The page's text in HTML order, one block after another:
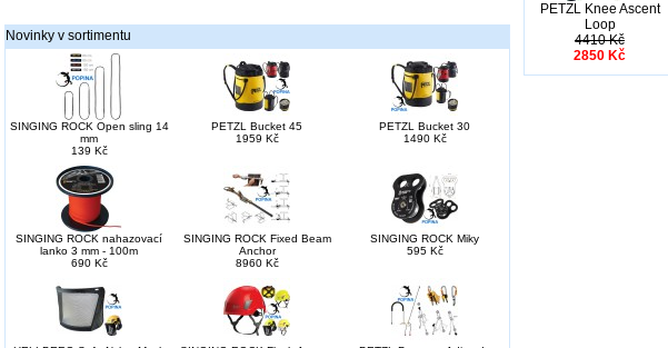
Novinky v sortimentu
SINGING ROCK Open sling 14
mm
139 Kč
PETZL Bucket 45
1959 Kč
PETZL Bucket 30
1490 Kč
SINGING ROCK nahazovací
lanko 3 mm - 100m
690 Kč
SINGING ROCK Fixed Beam
Anchor
8960 Kč
SINGING ROCK Miky
595 Kč
PETZL Knee Ascent
Loop
4410 Kč
2850 Kč